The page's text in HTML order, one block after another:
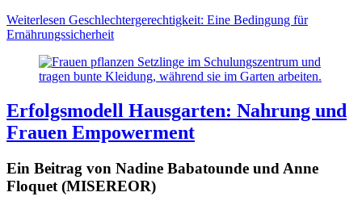
Weiterlesen Geschlechtergerechtigkeit: Eine Bedingung für
Ernährungssicherheit
Erfolgsmodell Hausgarten: Nahrung und
Frauen Empowerment
Ein Beitrag von Nadine Babatounde und Anne
Floquet (MISEREOR)